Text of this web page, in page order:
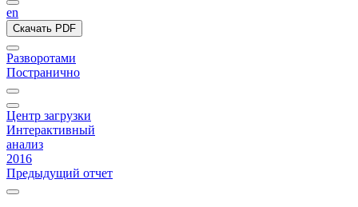
en
Скачать PDF
Разворотами
Постранично
Центр загрузки
Интерактивный
анализ
2016
Предыдущий отчет